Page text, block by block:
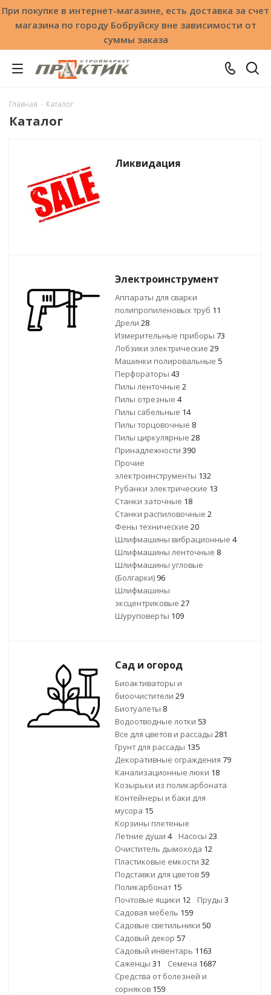
При покупке в интернет-магазине, есть доставка за счет
магазина по городу Бобруйску вне зависимости от
суммы заказа
Главная - Каталог
Каталог
Ликвидация
Электроинструмент
Аппараты для сварки
полипропиленовых труб 11
Дрели 28
Измерительные приборы 73
Лобзики электрические 29
Машинки полировальные 5
Перфораторы 43
Пилы ленточные 2
Пилы отрезные 4
Пилы сабельные 14
Пилы торцовочные 8
Пилы циркулярные 28
Принадлежности 390
Прочие
электроинструменты 132
Рубанки электрические 13
Станки заточные 18
Станки распиловочные 2
Фены технические 20
Шлифмашины вибрационные 4
Шлифмашины ленточные 8
Шлифмашины угловые
(Болгарки) 96
Шлифмашины
эксцентриковые 27
Шуруповерты 109
Сад и огород
Биоактиваторы и
биоочистители 29
Биотуалеты 8
Водоотводные лотки 53
Все для цветов и рассады 281
Грунт для рассады 135
Декоративные ограждения 79
Канализационные люки 18
Козырьки из поликарбоната
Контейнеры и баки для
мусора 15
Корзины плетеные
Летние души 4 Насосы 23
Очиститель дымохода 12
Пластиковые емкости 32
Подставки для цветов 59
Поликарбонат15
Почтовые ящики 12 Пруды 3
Садовая мебель 159
Садовые светильники 50
Садовый декор 57
Садовый инвентарь 1163
Саженцы 31 Семена 1687
Средства от болезней и
сорняков 159